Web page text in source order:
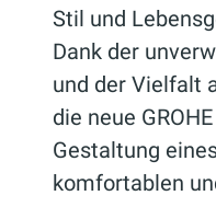
Stil und
Dank der
und der Vielfalt
die neue
Gestaltung
komfortablen